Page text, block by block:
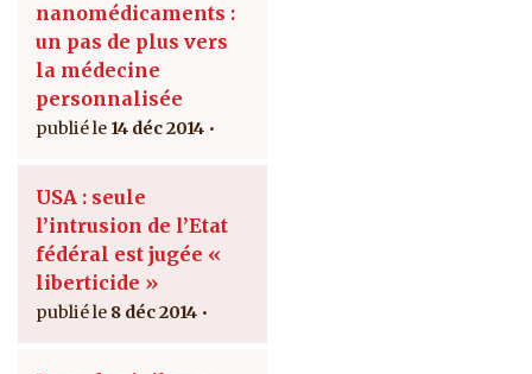
nanomédicaments :
un pas de plus vers
la médecine
personnalisée
14 déc 2014
USA : seule
l’intrusion de l’Etat
fédéral est jugée «
liberticide »
8 déc 2014